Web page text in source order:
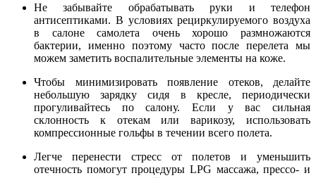
Не забывайте обрабатывать руки и телефон
антисептиками. В условиях рециркулируемого воздуха
в салоне самолета очень хорошо размножаются
бактерии, именно поэтому часто после перелета мы
можем заметить воспалительные элементы на коже.
Чтобы минимизировать появление отеков, делайте
небольшую зарядку сидя в кресле, периодически
прогуливайтесь по салону. Если у вас сильная
склонность к отекам или варикозу, использовать
компрессионные гольфы в течении всего полета.
Легче перенести стресс от полетов и уменьшить
отечность помогут процедуры LPG массажа, прессо- и